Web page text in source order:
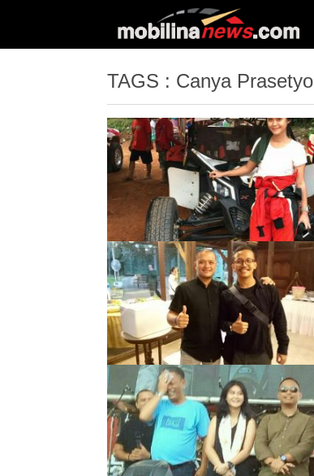
TAGS : Canya Prasetyo